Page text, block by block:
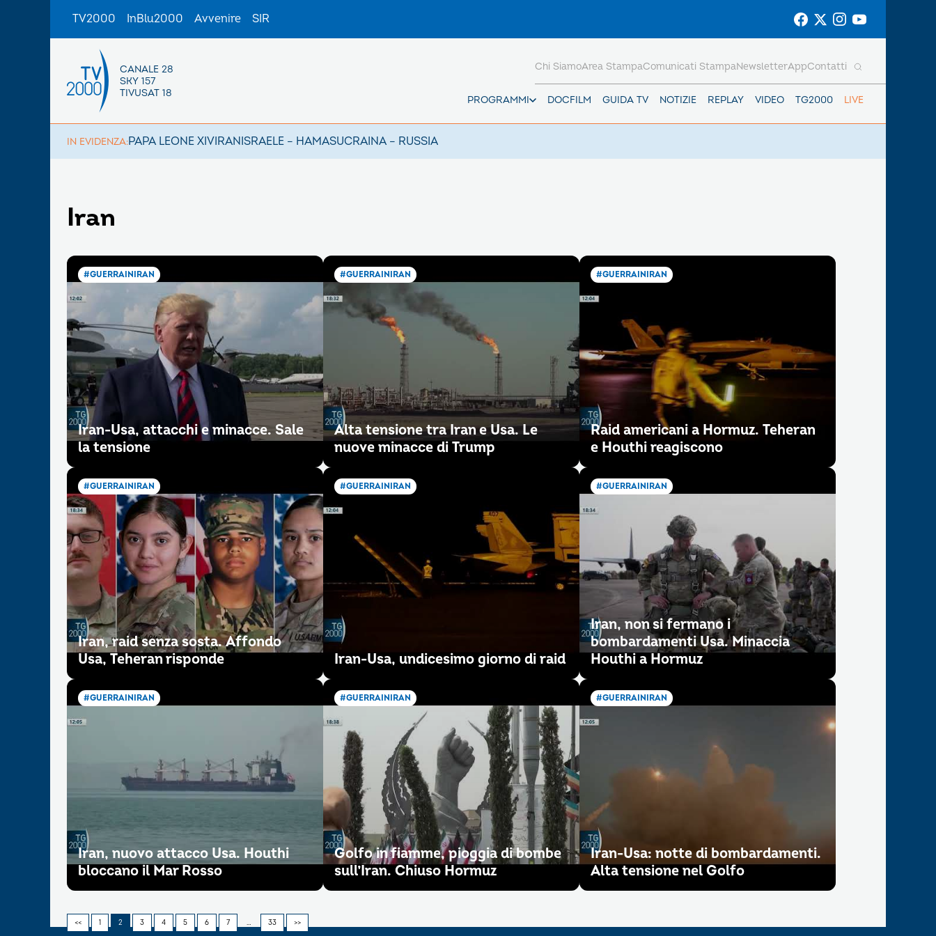
TV2000 InBlu2000 Avvenire SIR
CANALE 28
SKY 157
TIVUSAT 18
PROGRAMMI DOCFILM GUIDA TV NOTIZIE REPLAY VIDEO TG2000 LIVE
Chi SiamoArea StampaComunicati StampaNewsletterAppContatti
IN EVIDENZA:PAPA LEONE XIVIRANISRAELE – HAMASUCRAINA – RUSSIA
Iran
#GUERRAINIRAN
Iran-Usa, attacchi e minacce. Sale
la tensione
#GUERRAINIRAN
Alta tensione tra Iran e Usa. Le
nuove minacce di Trump
#GUERRAINIRAN
Raid americani a Hormuz. Teheran
e Houthi reagiscono
#GUERRAINIRAN
Iran, raid senza sosta. Affondo
Usa, Teheran risponde
#GUERRAINIRAN
Iran-Usa, undicesimo giorno di raid
#GUERRAINIRAN
Iran, non si fermano i
bombardamenti Usa. Minaccia
Houthi a Hormuz
#GUERRAINIRAN
Iran, nuovo attacco Usa. Houthi
bloccano il Mar Rosso
#GUERRAINIRAN
Golfo in fiamme, pioggia di bombe
sull’Iran. Chiuso Hormuz
#GUERRAINIRAN
Iran-Usa: notte di bombardamenti.
Alta tensione nel Golfo
<< 1 2 3 4 5 6 7 … 33 >>